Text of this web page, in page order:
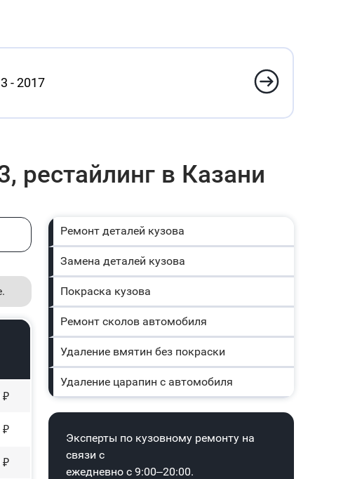
- 2017
рестайлинг в Казани
₽
₽
₽
Ремонт деталей кузова
Замена деталей кузова
Покраска кузова
Ремонт сколов автомобиля
Удаление вмятин без покраски
Удаление царапин с автомобиля
Эксперты по кузовному ремонту на
связи с
ежедневно с 9:00–20:00.